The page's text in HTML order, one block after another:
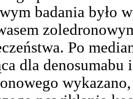
badania było
Po
dla denosumabu